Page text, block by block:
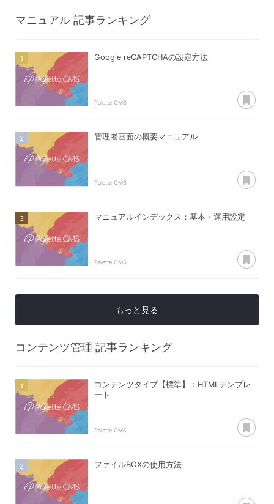
マニュアル 記事ランキング
Google reCAPTCHAの設定方法
Palette CMS
管理者画面の概要マニュアル
Palette CMS
マニュアルインデックス：基本・運用設定
Palette CMS
もっと見る
コンテンツ管理 記事ランキング
コンテンツタイプ【標準】：HTMLテンプレ
ート
Palette CMS
ファイルBOXの使用方法